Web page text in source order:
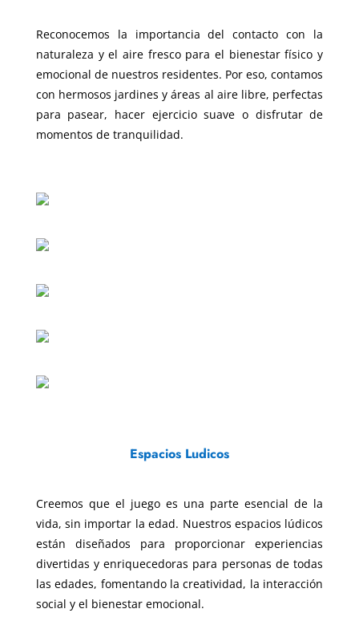
Reconocemos la importancia del contacto con la
naturaleza y el aire fresco para el bienestar físico y
emocional de nuestros residentes. Por eso, contamos
con hermosos jardines y áreas al aire libre, perfectas
para pasear, hacer ejercicio suave o disfrutar de
momentos de tranquilidad.
Espacios Ludicos
Creemos que el juego es una parte esencial de la
vida, sin importar la edad. Nuestros espacios lúdicos
están diseñados para proporcionar experiencias
divertidas y enriquecedoras para personas de todas
las edades, fomentando la creatividad, la interacción
social y el bienestar emocional.